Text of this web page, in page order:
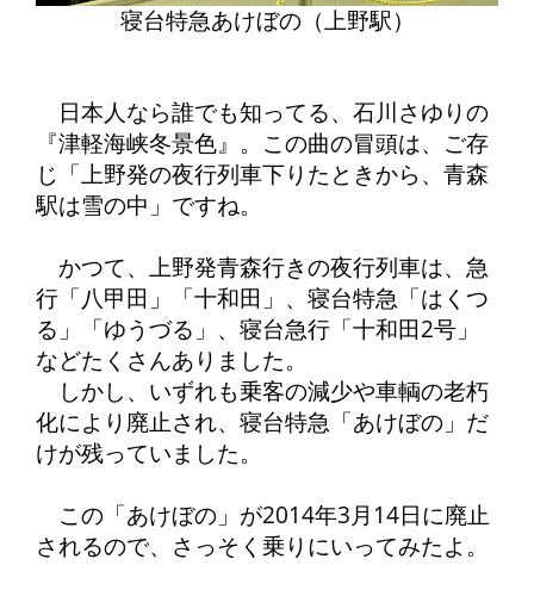
寝台特急あけぼの（上野駅）
日本人なら誰でも知ってる、石川さゆりの
『津軽海峡冬景色』。この曲の冒頭は、ご存
じ「上野発の夜行列車下りたときから、青森
駅は雪の中」ですね。
かつて、上野発青森行きの夜行列車は、急
行「八甲田」「十和田」、寝台特急「はくつ
る」「ゆうづる」、寝台急行「十和田2号」
などたくさんありました。
しかし、いずれも乗客の減少や車輌の老朽
化により廃止され、寝台特急「あけぼの」だ
けが残っていました。
この「あけぼの」が2014年3月14日に廃止
されるので、さっそく乗りにいってみたよ。